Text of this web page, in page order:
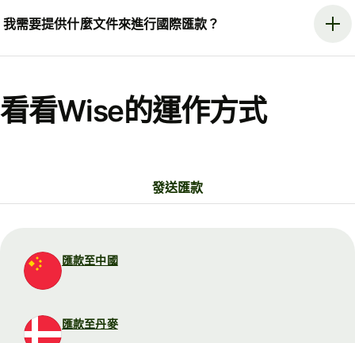
我需要提供什麼文件來進行國際匯款？
看看Wise的運作方式
發送匯款
匯款至中國
匯款至丹麥